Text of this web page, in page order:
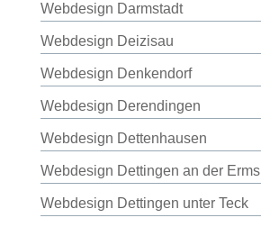
Webdesign Darmstadt
Webdesign Deizisau
Webdesign Denkendorf
Webdesign Derendingen
Webdesign Dettenhausen
Webdesign Dettingen an der Erms
Webdesign Dettingen unter Teck